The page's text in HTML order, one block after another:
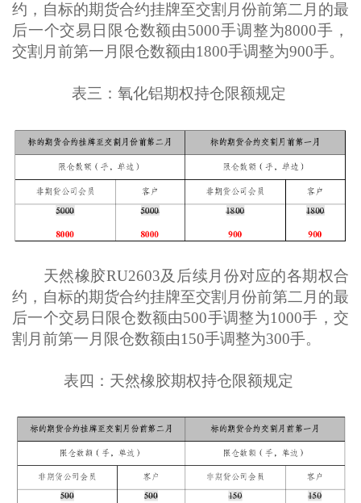
约，自标的期货合约挂牌至交割月份前第二月的最
后一个交易日限仓数额由5000手调整为8000手，
交割月前第一月限仓数额由1800手调整为900手。
表三：氧化铝期权持仓限额规定
天然橡胶RU2603及后续月份对应的各期权合
约，自标的期货合约挂牌至交割月份前第二月的最
后一个交易日限仓数额由500手调整为1000手，交
割月前第一月限仓数额由150手调整为300手。
表四：天然橡胶期权持仓限额规定